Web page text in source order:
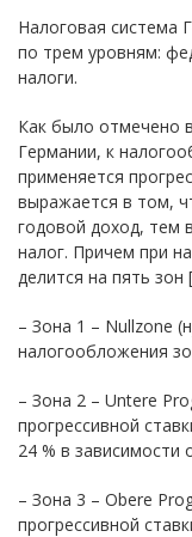
Налоговая система
по трем уровням:
налоги.
Как было отмечено
Германии, к
применяется
выражается в том,
годовой доход, тем
налог. Причем при
делится на пять зон
– Зона 1 – Nullzone
налогообложения
– Зона 2 – Untere
прогрессивной
24 % в зависимости
– Зона 3 – Obere
прогрессивной